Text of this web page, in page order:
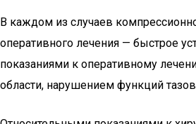
В каждом из случаев
оперативного лечения — быстрое
показаниями к оперативному
области, нарушением функций